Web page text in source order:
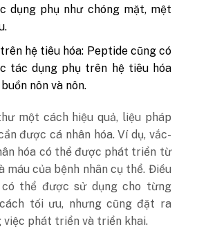
dụng phụ như chóng mặt, mệt
hệ tiêu hóa: Peptide cũng có
tác dụng phụ trên hệ tiêu hóa
nôn và nôn.
một cách hiệu quả, liệu pháp
được cá nhân hóa. Ví dụ, vắc-
hóa có thể được phát triển từ
máu của bệnh nhân cụ thể. Điều
thể được sử dụng cho từng
tối ưu, nhưng cũng đặt ra
phát triển và triển khai.